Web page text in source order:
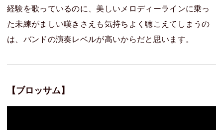
経験を歌っているのに、美しいメロディーラインに乗っ
た未練がましい嘆きさえも気持ちよく聴こえてしまうの
は、バンドの演奏レベルが高いからだと思います。
【ブロッサム】